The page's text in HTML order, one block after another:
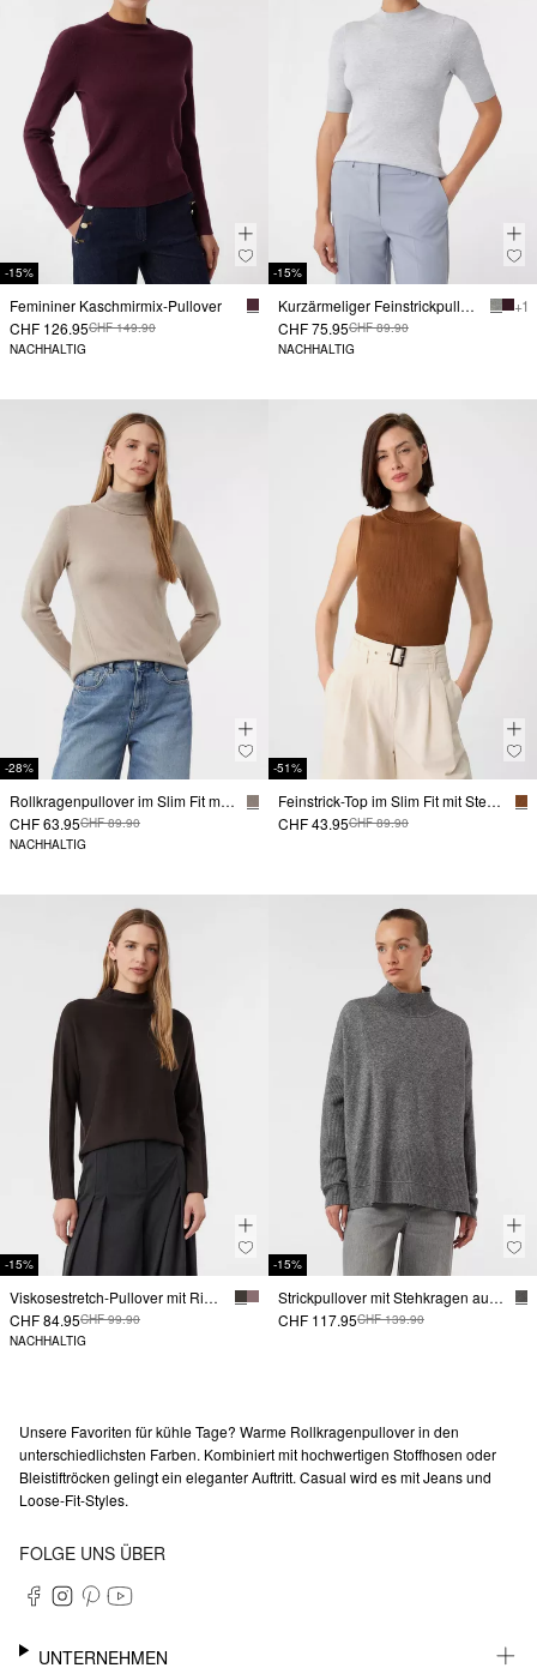
-15%
Femininer Kaschmirmix-Pullover
CHF 126.95CHF 149.90
NACHHALTIG
-15%
Kurzärmeliger Feinstrickpullover mit angedeutetem Stehkragen-
+ 1
CHF 75.95CHF 89.90
NACHHALTIG
-28%
Rollkragenpullover im Slim Fit mit Ärmelschlitzen
CHF 63.95CHF 89.90
NACHHALTIG
-51%
Feinstrick-Top im Slim Fit mit Stehkragen
CHF 43.95CHF 89.90
-15%
Viskosestretch-Pullover mit Rippdetails
CHF 84.95CHF 99.90
NACHHALTIG
-15%
Strickpullover mit Stehkragen aus Wollmix
CHF 117.95CHF 139.90
Unsere Favoriten für kühle Tage? Warme Rollkragenpullover in den
unterschiedlichsten Farben. Kombiniert mit hochwertigen Stoffhosen oder
Bleistiftröcken gelingt ein eleganter Auftritt. Casual wird es mit Jeans und
Loose-Fit-Styles.
FOLGE UNS ÜBER
UNTERNEHMEN